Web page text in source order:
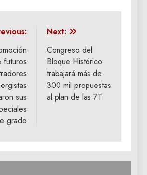
futuros
sus
grado
Next:
Congreso del
Bloque Histórico
trabajará más de
300 mil propuestas
al plan de las 7T